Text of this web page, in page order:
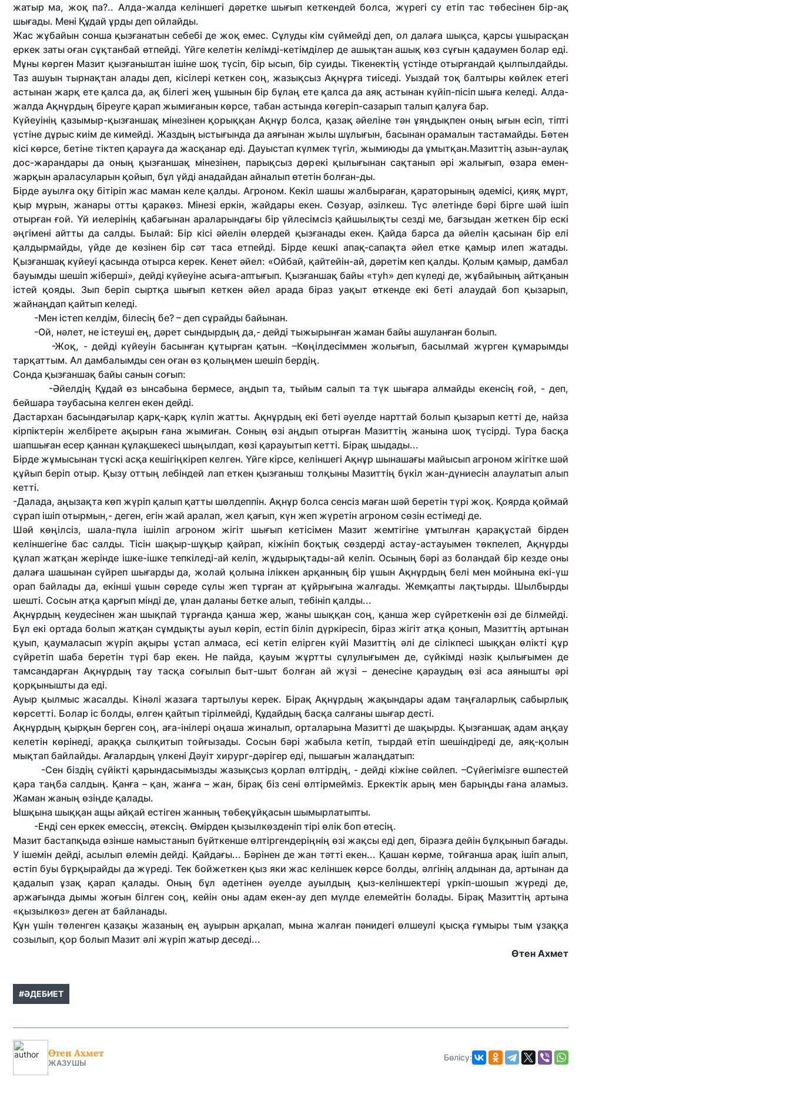
жатыр ма, жоқ па?.. Алда-жалда келіншегі дәретке шығып кеткендей болса, жүрегі су етіп тас төбесінен бір-ақ
шығады. Мені Құдай ұрды деп ойлайды.
Жас жұбайын сонша қызғанатын себебі де жоқ емес. Сұлуды кім сүймейді деп, ол далаға шықса, қарсы ұшырасқан
еркек заты оған сұқтанбай өтпейді. Үйге келетін келімді-кетімділер де ашықтан ашық көз сұғын қадаумен болар еді.
Мұны көрген Мазит қызғаныштан ішіне шоқ түсіп, бір ысып, бір суиды. Тікенектің үстінде отырғандай қылпылдайды.
Таз ашуын тырнақтан алады деп, кісілері кеткен соң, жазықсыз Ақнұрға тиіседі. Уыздай тоқ балтыры көйлек етегі
астынан жарқ ете қалса да, ақ білегі жең ұшынын бір бұлаң ете қалса да аяқ астынан күйіп-пісіп шыға келеді. Алда-
жалда Ақнұрдың біреуге қарап жымиғанын көрсе, табан астында көгеріп-сазарып талып қалуға бар.
Күйеуінің қазымыр-қызғаншақ мінезінен қорыққан Ақнұр болса, қазақ әйеліне тән ұяңдықпен оның ығын есіп, тіпті
үстіне дұрыс киім де кимейді. Жаздың ыстығында да аяғынан жылы шұлығын, басынан орамалын тастамайды. Бөтен
кісі көрсе, бетіне тіктеп қарауға да жасқанар еді. Дауыстап күлмек түгіл, жымиюды да ұмытқан.Мазиттің азын-аулақ
дос-жарандары да оның қызғаншақ мінезінен, парықсыз дөрекі қылығынан сақтанып әрі жалығып, өзара емен-
жарқын араласуларын қойып, бұл үйді анадайдан айналып өтетін болған-ды.
Бірде ауылға оқу бітіріп жас маман келе қалды. Агроном. Кекіл шашы жалбыраған, қараторының әдемісі, қияқ мұрт,
қыр мұрын, жанары отты қаракөз. Мінезі еркін, жайдары екен. Сөзуар, әзілкеш. Түс әлетінде бәрі бірге шәй ішіп
отырған ғой. Үй иелерінің қабағынан араларындағы бір үйлесімсіз қайшылықты сезді ме, бағзыдан жеткен бір ескі
әңгімені айтты да салды. Былай: Бір кісі әйелін өлердей қызғанады екен. Қайда барса да әйелін қасынан бір елі
қалдырмайды, үйде де көзінен бір сәт таса етпейді. Бірде кешкі апақ-сапақта әйел етке қамыр илеп жатады.
Қызғаншақ күйеуі қасында отырса керек. Кенет әйел: «Ойбай, қайтейін-ай, дәретім кеп қалды. Қолым қамыр, дамбал
бауымды шешіп жіберші», дейді күйеуіне асыға-аптығып. Қызғаншақ байы «туһ» деп күледі де, жұбайының айтқанын
істей қояды. Зып беріп сыртқа шығып кеткен әйел арада біраз уақыт өткенде екі беті алаудай боп қызарып,
жайнаңдап қайтып келеді.
-Мен істеп келдім, білесің бе? – деп сұрайды байынан.
-Ой, нәлет, не істеуші ең, дәрет сындырдың да,- дейді тыжырынған жаман байы ашуланған болып.
-Жоқ, - дейді күйеуін басынған құтырған қатын. –Көңілдесіммен жолығып, басылмай жүрген құмарымды
тарқаттым. Ал дамбалымды сен оған өз қолыңмен шешіп бердің.
Сонда қызғаншақ байы санын соғып:
-Әйелдің Құдай өз ынсабына бермесе, аңдып та, тыйым салып та түк шығара алмайды екенсің ғой, - деп,
бейшара тәубасына келген екен дейді.
Дастархан басындағылар қарқ-қарқ күліп жатты. Ақнұрдың екі беті әуелде нарттай болып қызарып кетті де, найза
кірпіктерін желбірете ақырын ғана жымиған. Соның өзі аңдып отырған Мазиттің жанына шоқ түсірді. Тура басқа
шапшыған есер қаннан құлақшекесі шыңылдап, көзі қарауытып кетті. Бірақ шыдады...
Бірде жұмысынан түскі асқа кешігіңкіреп келген. Үйге кірсе, келіншегі Ақнұр шынашағы майысып агроном жігітке шәй
құйып беріп отыр. Қызу оттың лебіндей лап еткен қызғаныш толқыны Мазиттің бүкіл жан-дүниесін алаулатып алып
кетті.
-Далада, аңызақта көп жүріп қалып қатты шөлдеппін. Ақнұр болса сенсіз маған шәй беретін түрі жоқ. Қоярда қоймай
сұрап ішіп отырмын,- деген, егін жай аралап, жел қағып, күн жеп жүретін агроном сөзін естімеді де.
Шәй көңілсіз, шала-пұла ішіліп агроном жігіт шығып кетісімен Мазит жемтігіне ұмтылған қарақұстай бірден
келіншегіне бас салды. Тісін шақыр-шұқыр қайрап, кіжініп боқтық сөздерді астау-астауымен төкпелеп, Ақнұрды
құлап жатқан жерінде ішке-ішке тепкіледі-ай келіп, жұдырықтады-ай келіп. Осының бәрі аз боландай бір кезде оны
далаға шашынан сүйреп шығарды да, жолай қолына іліккен арқанның бір ұшын Ақнұрдың белі мен мойнына екі-үш
орап байлады да, екінші ұшын сөреде сұлы жеп тұрған ат құйрығына жалғады. Жемқапты лақтырды. Шылбырды
шешті. Сосын атқа қарғып мінді де, ұлан даланы бетке алып, тебініп қалды...
Ақнұрдың кеудесінен жан шықпай тұрғанда қанша жер, жаны шыққан соң, қанша жер сүйреткенін өзі де білмейді.
Бұл екі ортада болып жатқан сұмдықты ауыл көріп, естіп біліп дүркіресіп, біраз жігіт атқа қонып, Мазиттің артынан
қуып, қаумаласып жүріп ақыры ұстап алмаса, есі кетіп елірген күйі Мазиттің әлі де сілікпесі шыққан өлікті құр
сүйретіп шаба беретін түрі бар екен. Не пайда, қауым жұртты сұлулығымен де, сүйкімді нәзік қылығымен де
тамсандарған Ақнұрдың тау тасқа соғылып быт-шыт болған ай жүзі – денесіне қараудың өзі аса аянышты әрі
қорқынышты да еді.
Ауыр қылмыс жасалды. Кінәлі жазаға тартылуы керек. Бірақ Ақнұрдың жақындары адам таңғаларлық сабырлық
көрсетті. Болар іс болды, өлген қайтып тірілмейді, Құдайдың басқа салғаны шығар десті.
Ақнұрдың қырқын берген соң, аға-інілері оңаша жиналып, орталарына Мазитті де шақырды. Қызғаншақ адам аңқау
келетін көрінеді, араққа сылқитып тойғызады. Сосын бәрі жабыла кетіп, тырдай етіп шешіндіреді де, аяқ-қолын
мықтап байлайды. Ағалардың үлкені Дәуіт хирург-дәрігер еді, пышағын жалаңдатып:
-Сен біздің сүйікті қарындасымызды жазықсыз қорлап өлтірдің, - дейді кіжіне сөйлеп. –Сүйегімізге өшпестей
қара таңба салдың. Қанға – қан, жанға – жан, бірақ біз сені өлтірмейміз. Еркектік арың мен барыңды ғана аламыз.
Жаман жаның өзіңде қалады.
Ышқына шыққан ащы айқай естіген жанның төбеқұйқасын шымырлатыпты.
-Енді сен еркек емессің, әтексің. Өмірден қызылкөзденіп тірі өлік боп өтесің.
Мазит бастапқыда өзінше намыстанып бүйткенше өлтіргендеріңнің өзі жақсы еді деп, біразға дейін бұлқынып бағады.
У ішемін дейді, асылып өлемін дейді. Қайдағы... Бәрінен де жан тәтті екен... Қашан көрме, тойғанша арақ ішіп алып,
өстіп буы бұрқырайды да жүреді. Тек бойжеткен қыз яки жас келіншек көрсе болды, әлгінің алдынан да, артынан да
қадалып ұзақ қарап қалады. Оның бұл әдетінен әуелде ауылдың қыз-келіншектері үркіп-шошып жүреді де,
аржағында дымы жоғын білген соң, кейін оны адам екен-ау деп мүлде елемейтін болады. Бірақ Мазиттің артына
«қызылкөз» деген ат байланады.
Құн үшін төленген қазақы жазаның ең ауырын арқалап, мына жалған пәнидегі өлшеулі қысқа ғұмыры тым ұзаққа
созылып, қор болып Мазит әлі жүріп жатыр деседі...
Өтен Ахмет
#ӘДЕБИЕТ
Өтен Ахмет
ЖАЗУШЫ
Бөлісу: